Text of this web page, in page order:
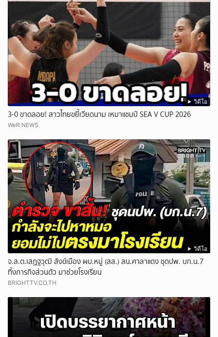
วิดีโอ
3-0 ขาดลอย! สาวไทยขยี้เวียดนาม เหมาแชมป์ SEA V CUP 2026
WeR NEWS
วิดีโอ
จ.ส.ต.เสฏฐวุฒิ สังข์เมือง ผบ.หมู่ (สส.) สน.ศาลาแดง ชุดปพ. บก.น.7
ทิ้งภารกิจส่วนตัว มาช่วยโรงเรียน
BRIGHTTV.CO.TH